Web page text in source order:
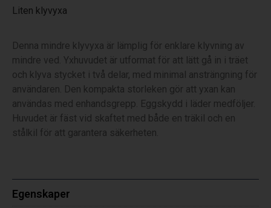
Liten klyvyxa
Denna mindre klyvyxa är lämplig för enklare klyvning av
mindre ved. Yxhuvudet är utformat för att lätt gå in i träet
och klyva stycket i två delar, med minimal ansträngning för
användaren. Den kompakta storleken gör att yxan kan
användas med enhandsgrepp. Eggskydd i läder medföljer.
Huvudet är fäst vid skaftet med både en träkil och en
stålkil för att garantera säkerheten.
Egenskaper